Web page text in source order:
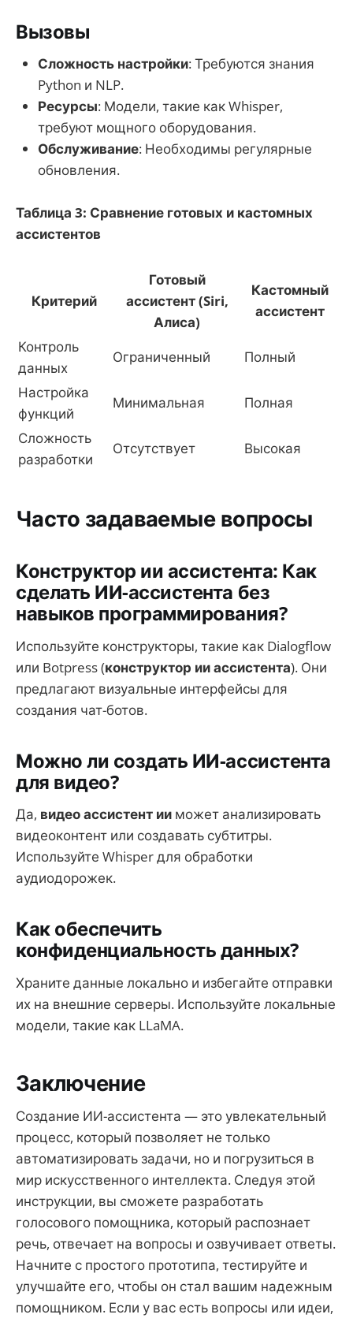
Вызовы
Сложность настройки: Требуются знания
Python и NLP.
Ресурсы: Модели, такие как Whisper,
требуют мощного оборудования.
Обслуживание: Необходимы регулярные
обновления.
Таблица 3: Сравнение готовых и кастомных
ассистентов
Критерий
Готовый
ассистент (Siri,
Алиса)
Кастомный
ассистент
Контроль
данных
Ограниченный
Полный
Настройка
функций
Минимальная
Полная
Сложность
разработки
Отсутствует Высокая
Часто задаваемые вопросы
Конструктор ии ассистента: Как
сделать ИИ-ассистента без
навыков программирования?
Используйте конструкторы, такие как Dialogflow
или Botpress (конструктор ии ассистента). Они
предлагают визуальные интерфейсы для
создания чат-ботов.
Можно ли создать ИИ-ассистента
для видео?
Да, видео ассистент ии может анализировать
видеоконтент или создавать субтитры.
Используйте Whisper для обработки
аудиодорожек.
Как обеспечить
конфиденциальность данных?
Храните данные локально и избегайте отправки
их на внешние серверы. Используйте локальные
модели, такие как LLaMA.
Заключение
Создание ИИ-ассистента — это увлекательный
процесс, который позволяет не только
автоматизировать задачи, но и погрузиться в
мир искусственного интеллекта. Следуя этой
инструкции, вы сможете разработать
голосового помощника, который распознает
речь, отвечает на вопросы и озвучивает ответы.
Начните с простого прототипа, тестируйте и
улучшайте его, чтобы он стал вашим надежным
помощником. Если у вас есть вопросы или идеи,